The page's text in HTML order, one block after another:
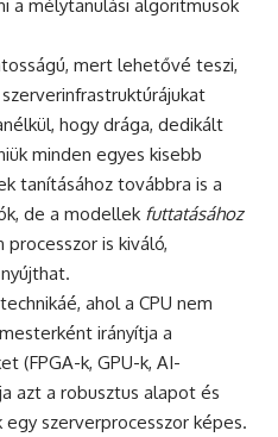
a mélytanulási algoritmusok
mert lehetővé teszi,
hogy drága, dedikált
minden egyes kisebb
tanításához továbbra is a
de a modellek futtatásához
is kiváló,
ahol a CPU nem
irányítja a
(FPGA-k, GPU-k, AI-
azt a robusztus alapot és
szerverprocesszor képes.